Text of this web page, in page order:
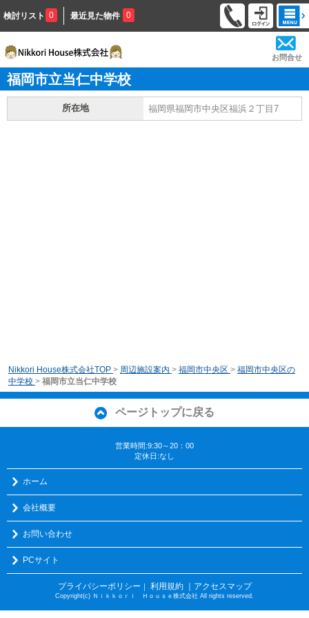
検討リスト 0 最近見た物件 0
お問合せ
福岡市立当仁中学校
所在地 福岡県福岡市中央区福浜２丁目7
Nikkori House株式会社TOP > 周辺施設案内 > 福岡市中央区 > 福岡市中央区の
中学校 > 福岡市立当仁中学校
ページトップに戻る
営業時間:9:30～20：00
定休日:なし
ホーム
会社概要
お問い合わせ
PCサイト
プライバシーポリシー ｜ 利用規約 ｜アクセスマップ
Copyright(c) Ｎｉｋｋｏｒｉ Ｈｏｕｓｅ株式会社 All rights reserved.